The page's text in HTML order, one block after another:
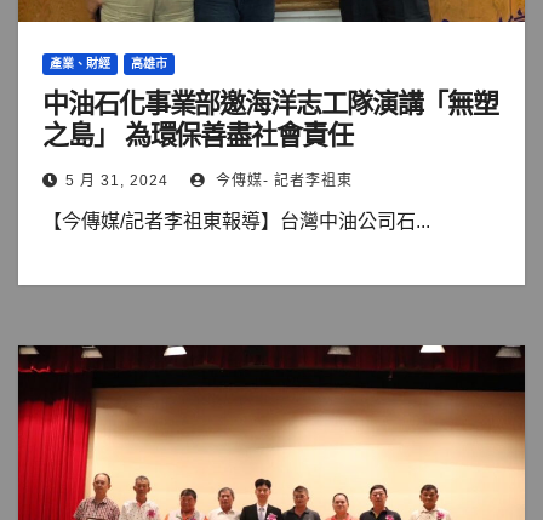
產業、財經 高雄市
中油石化事業部邀海洋志工隊演講「無塑
之島」 為環保善盡社會責任
5 月 31, 2024 今傳媒- 記者李祖東
【今傳媒/記者李祖東報導】台灣中油公司石...